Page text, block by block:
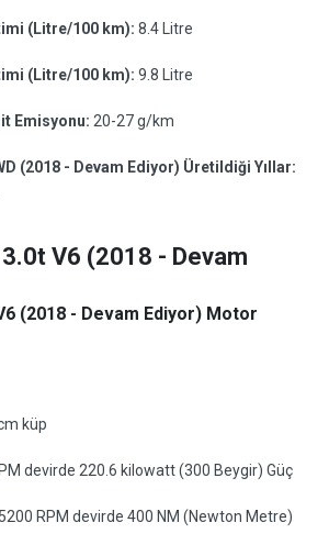
(Litre/100 km): 8.4 Litre
(Litre/100 km): 9.8 Litre
Emisyonu: 20-27 g/km
(2018 - Devam Ediyor) Üretildiği Yıllar:
V6 (2018 - Devam
(2018 - Devam Ediyor) Motor
küp
devirde 220.6 kilowatt (300 Beygir) Güç
RPM devirde 400 NM (Newton Metre)